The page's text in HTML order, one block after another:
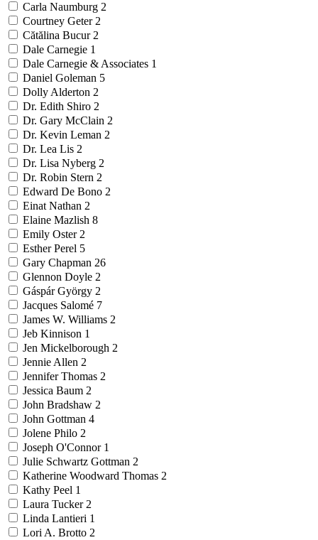
Carla Naumburg 2
Courtney Geter 2
Cătălina Bucur 2
Dale Carnegie 1
Dale Carnegie & Associates 1
Daniel Goleman 5
Dolly Alderton 2
Dr. Edith Shiro 2
Dr. Gary McClain 2
Dr. Kevin Leman 2
Dr. Lea Lis 2
Dr. Lisa Nyberg 2
Dr. Robin Stern 2
Edward De Bono 2
Einat Nathan 2
Elaine Mazlish 8
Emily Oster 2
Esther Perel 5
Gary Chapman 26
Glennon Doyle 2
Gáspár György 2
Jacques Salomé 7
James W. Williams 2
Jeb Kinnison 1
Jen Mickelborough 2
Jennie Allen 2
Jennifer Thomas 2
Jessica Baum 2
John Bradshaw 2
John Gottman 4
Jolene Philo 2
Joseph O'Connor 1
Julie Schwartz Gottman 2
Katherine Woodward Thomas 2
Kathy Peel 1
Laura Tucker 2
Linda Lantieri 1
Lori A. Brotto 2